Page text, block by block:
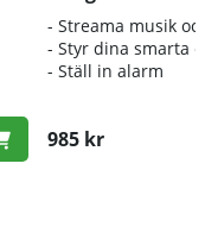
- Streama musik
- Styr dina smarta
- Ställ in alarm
985 kr